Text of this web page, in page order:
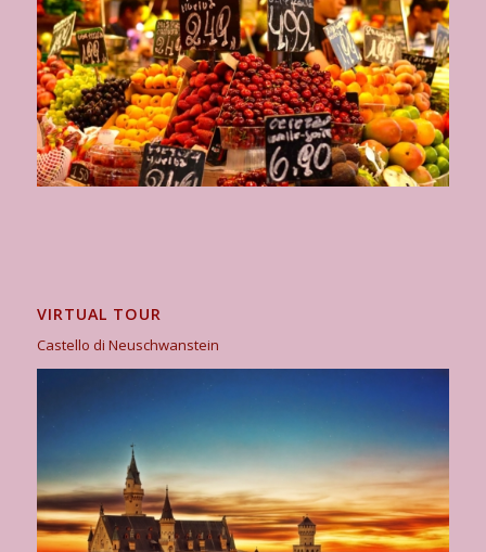
VIRTUAL TOUR
Castello di Neuschwanstein